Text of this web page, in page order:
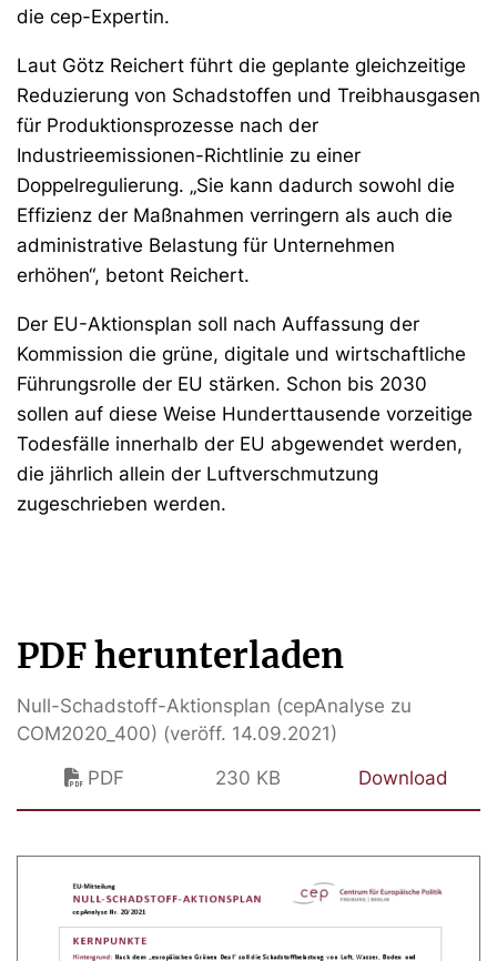
die cep-Expertin.
Laut Götz Reichert führt die geplante gleichzeitige
Reduzierung von Schadstoffen und Treibhausgasen
für Produktionsprozesse nach der
Industrieemissionen-Richtlinie zu einer
Doppelregulierung. „Sie kann dadurch sowohl die
Effizienz der Maßnahmen verringern als auch die
administrative Belastung für Unternehmen
erhöhen“, betont Reichert.
Der EU-Aktionsplan soll nach Auffassung der
Kommission die grüne, digitale und wirtschaftliche
Führungsrolle der EU stärken. Schon bis 2030
sollen auf diese Weise Hunderttausende vorzeitige
Todesfälle innerhalb der EU abgewendet werden,
die jährlich allein der Luftverschmutzung
zugeschrieben werden.
PDF herunterladen
Null-Schadstoff-Aktionsplan (cepAnalyse zu
COM2020_400) (veröff. 14.09.2021)
PDF
230 KB Download